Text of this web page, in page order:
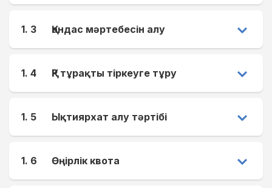
1. 3 Қандас мәртебесін алу
1. 4 ҚР тұрақты тіркеуге тұру
1. 5 Ықтиярхат алу тәртібі
1. 6 Өңірлік квота